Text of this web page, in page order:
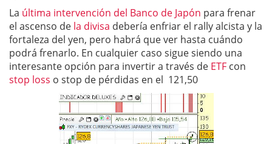
La última intervención del Banco de Japón para frenar
el ascenso de la divisa debería enfriar el rally alcista y la
fortaleza del yen, pero habrá que ver hasta cuándo
podrá frenarlo. En cualquier caso sigue siendo una
interesante opción para invertir a través de ETF con
stop loss o stop de pérdidas en el 121,50